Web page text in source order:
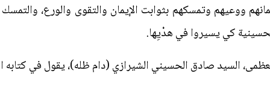
ووعيهم وتمسكهم بثوابت الإيمان والتقوى والورع،
كي يسيروا في هدْيِها.
السيد صادق الحسيني الشيرازي (دام ظله)، يقول في